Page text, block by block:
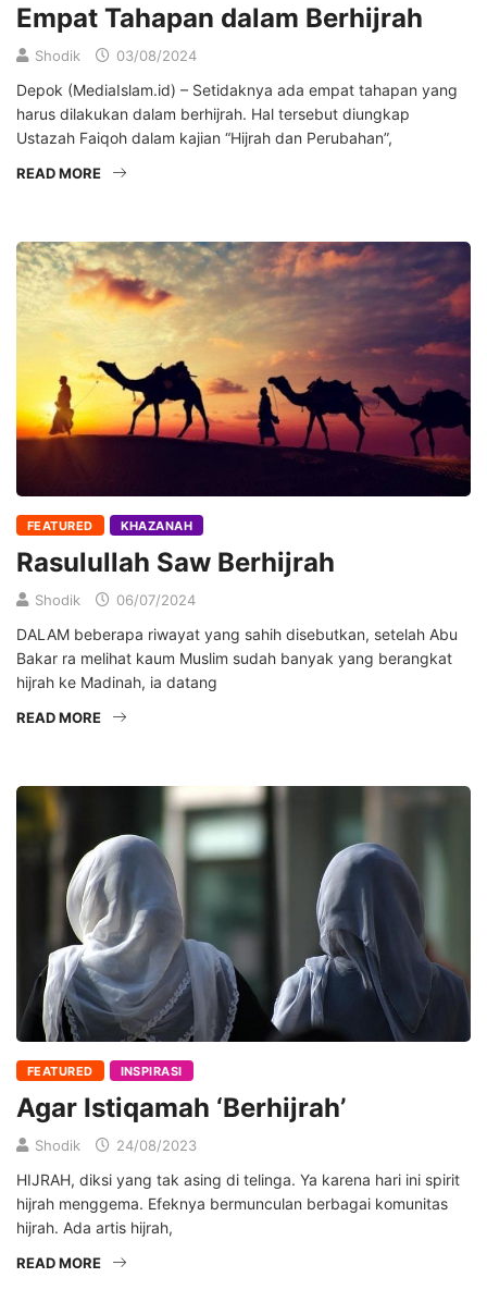
Empat Tahapan dalam Berhijrah
Shodik 03/08/2024
Depok (MediaIslam.id) – Setidaknya ada empat tahapan yang
harus dilakukan dalam berhijrah. Hal tersebut diungkap
Ustazah Faiqoh dalam kajian “Hijrah dan Perubahan”,
READ MORE
FEATURED KHAZANAH
Rasulullah Saw Berhijrah
Shodik 06/07/2024
DALAM beberapa riwayat yang sahih disebutkan, setelah Abu
Bakar ra melihat kaum Muslim sudah banyak yang berangkat
hijrah ke Madinah, ia datang
READ MORE
FEATURED INSPIRASI
Agar Istiqamah ‘Berhijrah’
Shodik 24/08/2023
HIJRAH, diksi yang tak asing di telinga. Ya karena hari ini spirit
hijrah menggema. Efeknya bermunculan berbagai komunitas
hijrah. Ada artis hijrah,
READ MORE